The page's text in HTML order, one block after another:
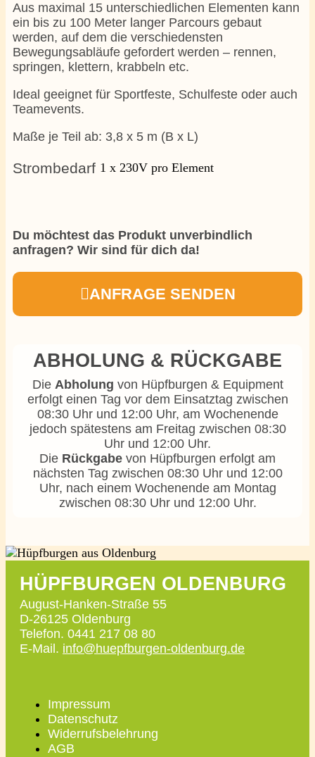
Aus maximal 15 unterschiedlichen Elementen kann
ein bis zu 100 Meter langer Parcours gebaut
werden, auf dem die verschiedensten
Bewegungsabläufe gefordert werden – rennen,
springen, klettern, krabbeln etc.
Ideal geeignet für Sportfeste, Schulfeste oder auch
Teamevents.
Maße je Teil ab: 3,8 x 5 m (B x L)
Strombedarf 1 x 230V pro Element
Du möchtest das Produkt unverbindlich
anfragen? Wir sind für dich da!
ANFRAGE SENDEN
ABHOLUNG & RÜCKGABE
Die Abholung von Hüpfburgen & Equipment
erfolgt einen Tag vor dem Einsatztag zwischen
08:30 Uhr und 12:00 Uhr, am Wochenende
jedoch spätestens am Freitag zwischen 08:30
Uhr und 12:00 Uhr.
Die Rückgabe von Hüpfburgen erfolgt am
nächsten Tag zwischen 08:30 Uhr und 12:00
Uhr, nach einem Wochenende am Montag
zwischen 08:30 Uhr und 12:00 Uhr.
HÜPFBURGEN OLDENBURG
August-Hanken-Straße 55
D-26125 Oldenburg
Telefon. 0441 217 08 80
E-Mail. info@huepfburgen-oldenburg.de
Impressum
Datenschutz
Widerrufsbelehrung
AGB